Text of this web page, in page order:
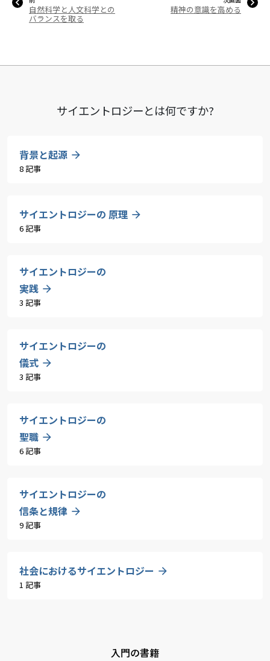
自然科学と人文科学との
バランスを取る
精神の意識を高める
サイエントロジーとは何ですか?
背景と起源
8 記事
サイエントロジーの 原理
6 記事
サイエントロジーの
実践
3 記事
サイエントロジーの
儀式
3 記事
サイエントロジーの
聖職
6 記事
サイエントロジーの
信条と規律
9 記事
社会におけるサイエントロジー
1 記事
入門の書籍